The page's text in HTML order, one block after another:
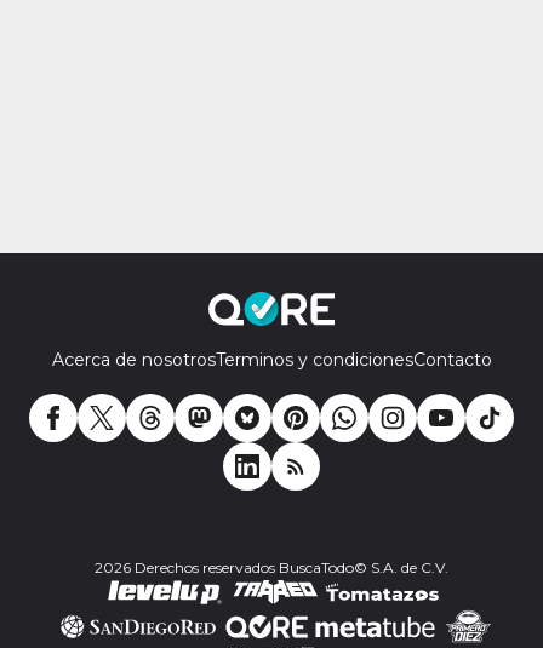
Acerca de nosotrosTerminos y condicionesContacto
2026 Derechos reservados BuscaTodo© S.A. de C.V.